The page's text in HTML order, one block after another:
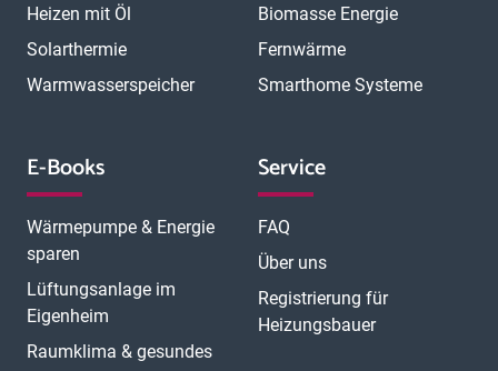
Heizen mit Öl
Solarthermie
Warmwasserspeicher
Biomasse Energie
Fernwärme
Smarthome Systeme
E-Books
Wärmepumpe & Energie
sparen
Lüftungsanlage im
Eigenheim
Raumklima & gesundes
Service
FAQ
Über uns
Registrierung für
Heizungsbauer